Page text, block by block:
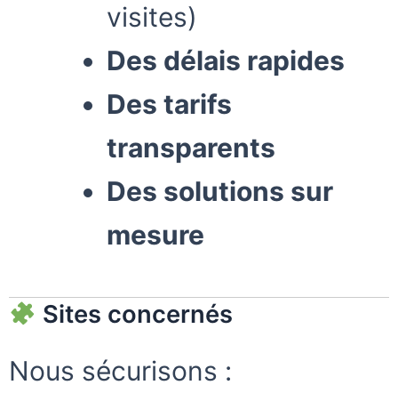
visites)
Des délais rapides
Des tarifs
transparents
Des solutions sur
mesure
Sites concernés
Nous sécurisons :